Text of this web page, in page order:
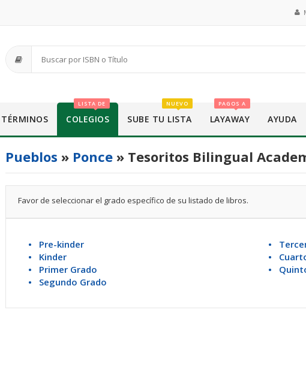
TÉRMINOS COLEGIOS
LISTA DE
SUBE TU LISTA
NUEVO
LAYAWAY
PAGOS A
AYUDA
Pueblos » Ponce» Tesoritos Bilingual
Favor de seleccionar el grado específico de su listado de libros.
• Pre-kinder
• Kinder
• Primer Grado
• Segundo Grado
•
•
•